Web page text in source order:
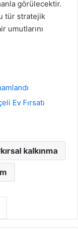
görülecektir.
tür stratejik
umutlarını
Ev Fırsatı
kırsal kalkınma